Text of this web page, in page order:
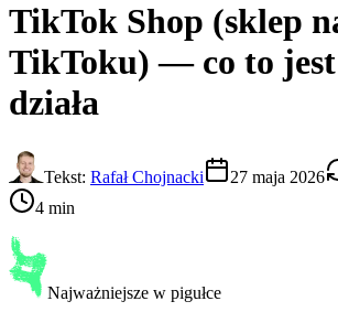
TikTok Shop (sklep
TikToku) — co to
działa
Tekst: Rafał Chojnacki 27 maja 2026
4 min
Najważniejsze w pigułce